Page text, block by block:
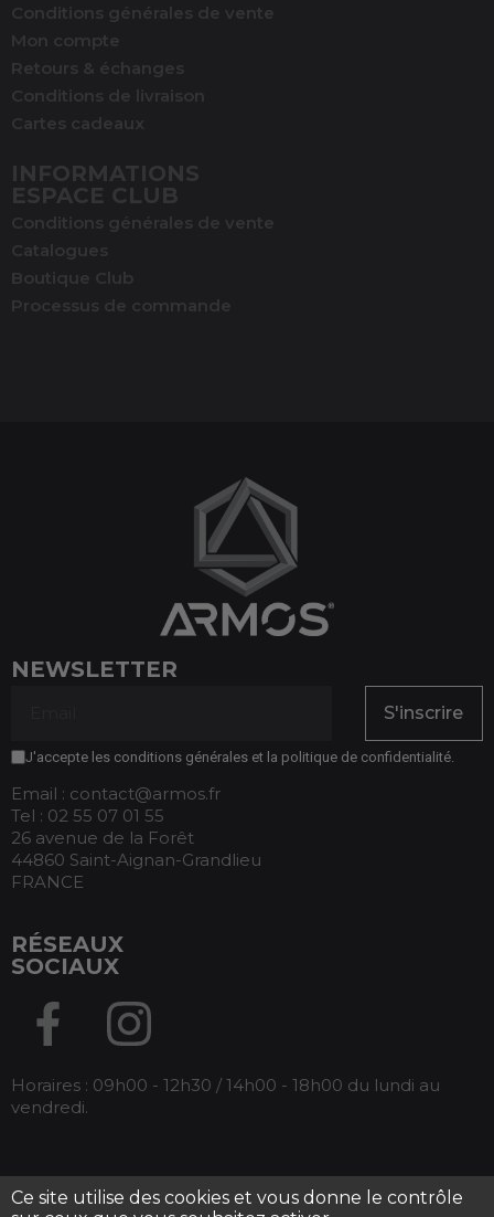
Conditions générales de vente
Mon compte
Retours & échanges
Conditions de livraison
Cartes cadeaux
INFORMATIONS
ESPACE CLUB
Conditions générales de vente
Catalogues
Boutique Club
Processus de commande
NEWSLETTER
S'inscrire
J'accepte les conditions générales et la politique de confidentialité.
Email : contact@armos.fr
Tel : 02 55 07 01 55
26 avenue de la Forêt
44860 Saint-Aignan-Grandlieu
FRANCE
RÉSEAUX
SOCIAUX
Horaires : 09h00 - 12h30 / 14h00 - 18h00 du lundi au
vendredi.
Ce site utilise des cookies et vous donne le contrôle